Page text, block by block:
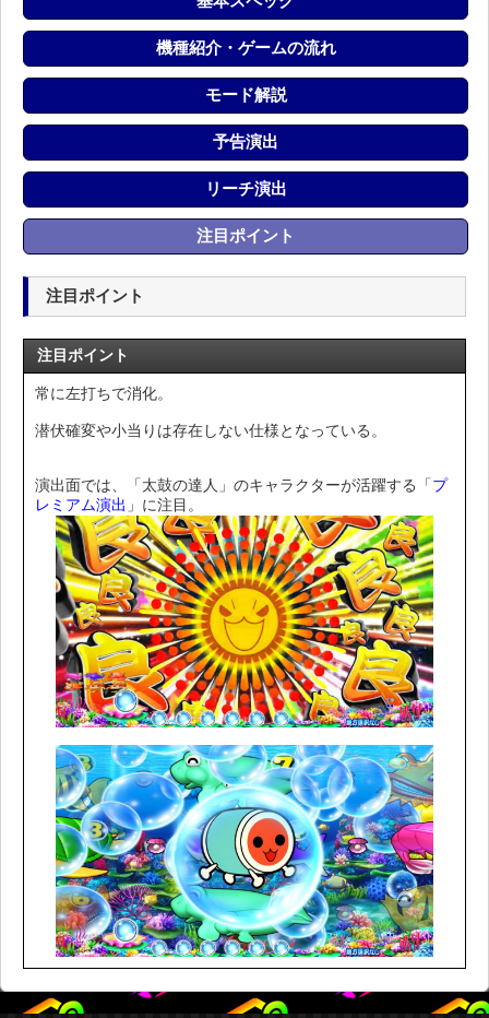
機種紹介・ゲームの流れ
モード解説
予告演出
リーチ演出
注目ポイント
注目ポイント
注目ポイント
常に左打ちで消化。
潜伏確変や小当りは存在しない仕様となっている。
演出面では、「太鼓の達人」のキャラクターが活躍する「プ
レミアム演出 」に注目。